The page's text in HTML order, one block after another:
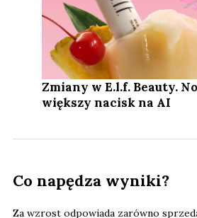
Zmiany w E.l.f. Beauty.
większy nacisk na AI
Co napędza wyniki?
Za wzrost odpowiada zarówno